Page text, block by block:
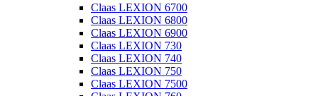
Claas LEXION 6700
Claas LEXION 6800
Claas LEXION 6900
Claas LEXION 730
Claas LEXION 740
Claas LEXION 750
Claas LEXION 7500